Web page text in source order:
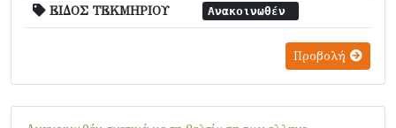
ΕΙΔΟΣ ΤΕΚΜΗΡΙΟΥ Ανακοινωθέν
Προβολή